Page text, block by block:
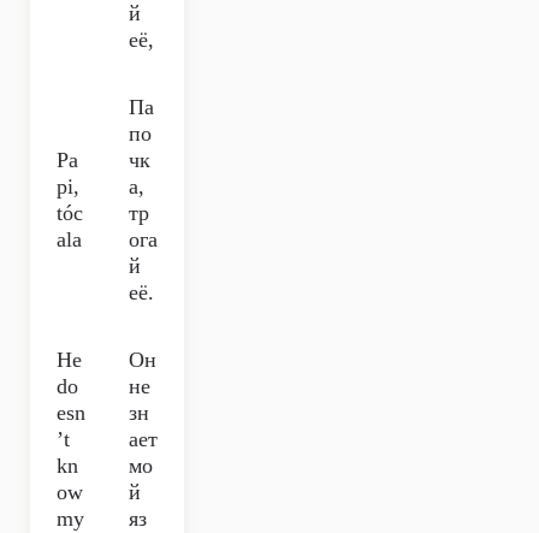
й
её,
Pa
pi,
tóc
ala
Па
по
чк
а,
тр
ога
й
её.
He
do
esn
’t
kn
ow
my
Он
не
зн
ает
мо
й
яз